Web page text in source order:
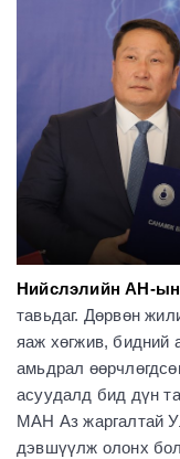
Нийслэлийн АН-ын
тавьдаг. Дөрвөн
яаж хөгжив, бидний
амьдрал
асуудалд бид дүн
МАН Аз жаргалтай
дэвшүүлж олонх